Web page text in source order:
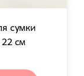
сумки
см